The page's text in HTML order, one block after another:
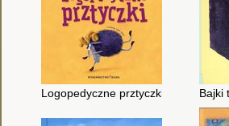
Logopedyczne prztyczki Bajki